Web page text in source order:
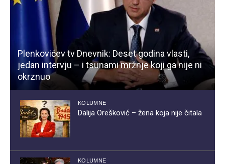
Plenkovićev tv Dnevnik: Deset godina vlasti,
jedan intervju – i tsunami mržnje koji ga nije ni
okrznuo
KOLUMNE
Dalija Orešković – žena koja nije čitala
KOLUMNE